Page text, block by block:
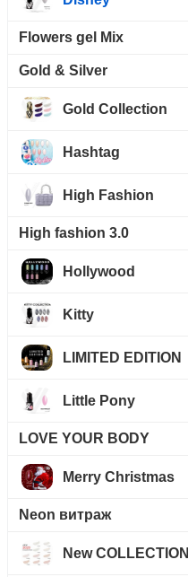
Flowers gel Mix
Gold & Silver
Gold Collection
Hashtag
High Fashion
High fashion 3.0
Hollywood
Kitty
LIMITED EDITION
Little Pony
LOVE YOUR BODY
Merry Christmas
Neon витраж
New COLLECTION